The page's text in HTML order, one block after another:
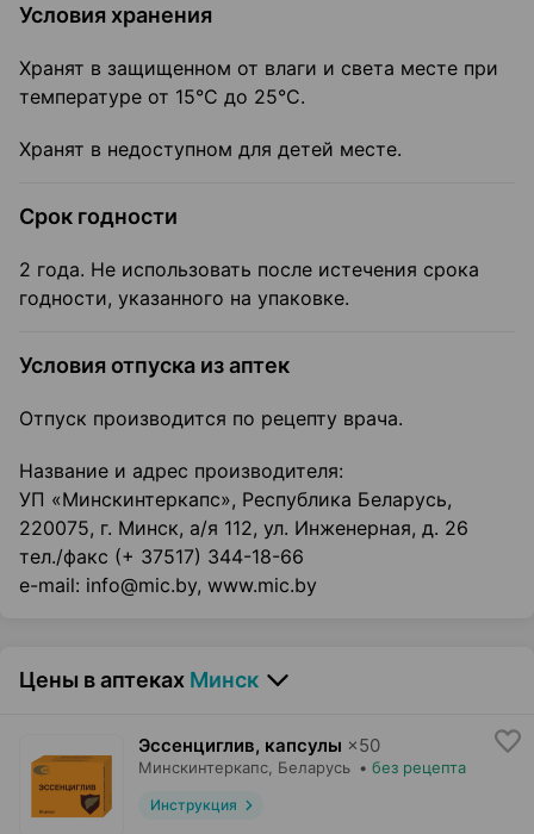
Условия хранения
Хранят в защищенном от влаги и света месте при
температуре от 15°С до 25°С.
Хранят в недоступном для детей месте.
Срок годности
2 года. Не использовать после истечения срока
годности, указанного на упа­ковке.
Условия отпуска из аптек
Отпуск производится по рецепту врача.
Название и адрес производителя:
УП «Минскинтеркапс», Республика Беларусь,
220075, г. Минск, а/я 112, ул. Инженерная, д. 26
тел./факс (+ 37517) 344-18-66
e-mail: info@mic.by, www.mic.by
Цены в аптеках Минск
Эссенциглив, капсулы ×50
Минскинтеркапс, Беларусь • без рецепта
Инструкция